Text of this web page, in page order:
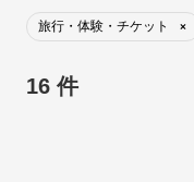
旅行・体験・チケット ×
16 件